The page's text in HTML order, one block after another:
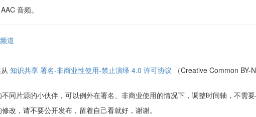
音频。
道
知识共享 署名-非商业性使用-禁止演绎 4.0 许可协议 （Creative Common
同片源的小伙伴，可以例外在署名、非商业使用的情况下，调整时间轴，不需要
改，请不要公开发布，留着自己看就好，谢谢。